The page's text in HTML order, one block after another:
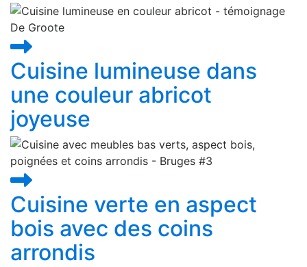
Cuisine lumineuse dans
une couleur abricot
joyeuse
Cuisine verte en aspect
bois avec des coins
arrondis